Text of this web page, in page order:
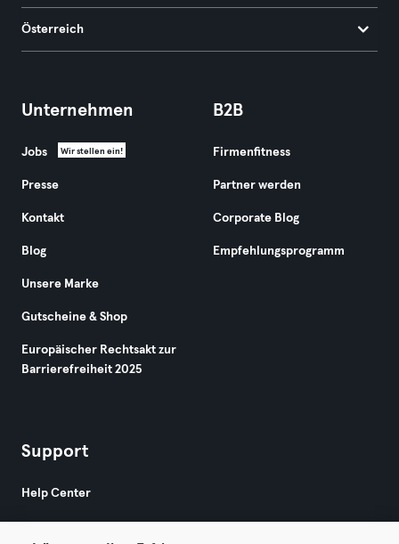
Österreich
Unternehmen
Jobs Wir stellen ein!
Presse
Kontakt
Blog
Unsere Marke
Gutscheine & Shop
Europäischer Rechtsakt zur
Barrierefreiheit 2025
B2B
Firmenfitness
Partner werden
Corporate Blog
Empfehlungsprogramm
Support
Help Center